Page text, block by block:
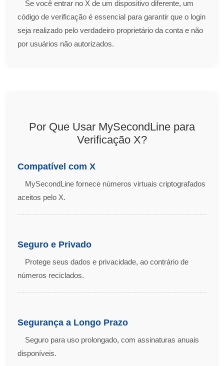
Se você entrar no X de um dispositivo diferente, um
código de verificação é essencial para garantir que o login
seja realizado pelo verdadeiro proprietário da conta e não
por usuários não autorizados.
Por Que Usar MySecondLine para
Verificação X?
Compatível com X
MySecondLine fornece números virtuais criptografados
aceitos pelo X.
Seguro e Privado
Protege seus dados e privacidade, ao contrário de
números reciclados.
Segurança a Longo Prazo
Seguro para uso prolongado, com assinaturas anuais
disponíveis.